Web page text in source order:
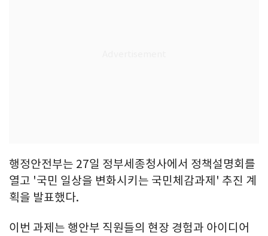
행정안전부는 27일 정부세종청사에서 정책설명회를
열고 '국민 일상을 변화시키는 국민체감과제' 추진 계
획을 발표했다.
이번 과제는 행안부 직원들의 현장 경험과 아이디어